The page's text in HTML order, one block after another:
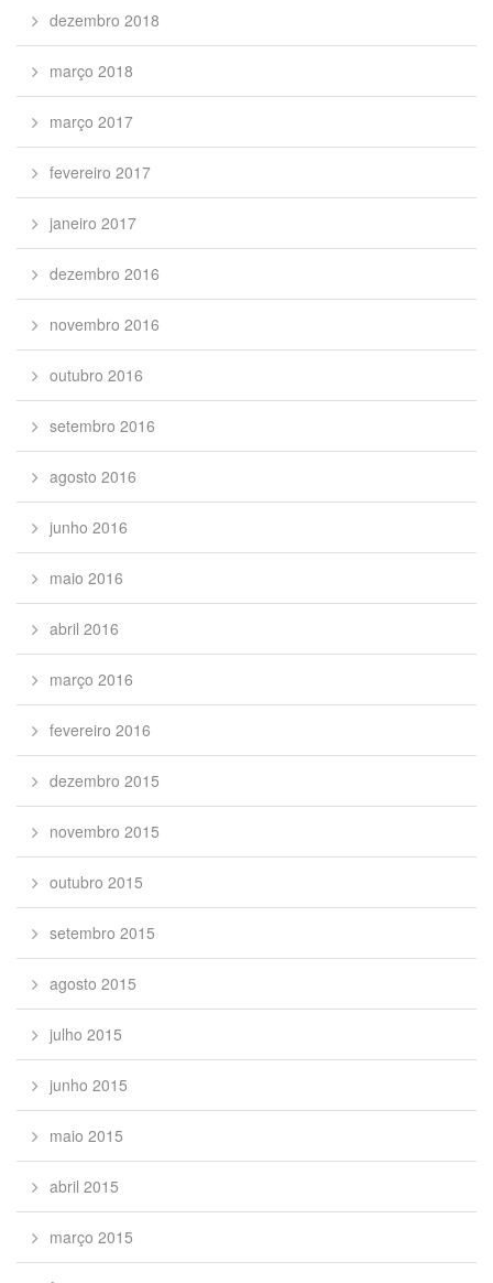
dezembro 2018
março 2018
março 2017
fevereiro 2017
janeiro 2017
dezembro 2016
novembro 2016
outubro 2016
setembro 2016
agosto 2016
junho 2016
maio 2016
abril 2016
março 2016
fevereiro 2016
dezembro 2015
novembro 2015
outubro 2015
setembro 2015
agosto 2015
julho 2015
junho 2015
maio 2015
abril 2015
março 2015